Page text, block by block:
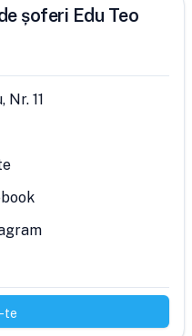
șoferi Edu Teo
Nr. 11
te